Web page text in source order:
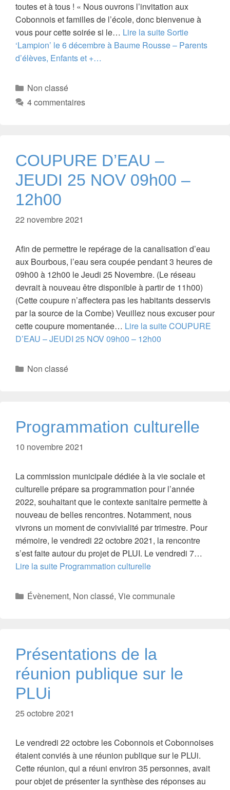
toutes et à tous ! « Nous ouvrons l’invitation aux
Cobonnois et familles de l’école, donc bienvenue à
vous pour cette soirée si le… Lire la suiteSortie
‘Lampion’ le 6 décembre à Baume Rousse – Parents
d’élèves, Enfants et +…
Catégories
Non classé
4 commentaires
COUPURE D’EAU –
JEUDI 25 NOV 09h00 –
12h00
22 novembre 2021
Afin de permettre le repérage de la canalisation d’eau
aux Bourbous, l’eau sera coupée pendant 3 heures de
09h00 à 12h00 le Jeudi 25 Novembre. (Le réseau
devrait à nouveau être disponible à partir de 11h00)
(Cette coupure n’affectera pas les habitants desservis
par la source de la Combe) Veuillez nous excuser pour
cette coupure momentanée… Lire la suiteCOUPURE
D’EAU – JEUDI 25 NOV 09h00 – 12h00
Catégories
Non classé
Programmation culturelle
10 novembre 2021
La commission municipale dédiée à la vie sociale et
culturelle prépare sa programmation pour l’année
2022, souhaitant que le contexte sanitaire permette à
nouveau de belles rencontres. Notamment, nous
vivrons un moment de convivialité par trimestre. Pour
mémoire, le vendredi 22 octobre 2021, la rencontre
s’est faite autour du projet de PLUI. Le vendredi 7…
Lire la suite Programmation culturelle
Catégories
Évènement, Non classé, Vie communale
Présentations de la
réunion publique sur le
PLUi
25 octobre 2021
Le vendredi 22 octobre les Cobonnois et Cobonnoises
étaient conviés à une réunion publique sur le PLUi.
Cette réunion, qui a réuni environ 35 personnes, avait
pour objet de présenter la synthèse des réponses au